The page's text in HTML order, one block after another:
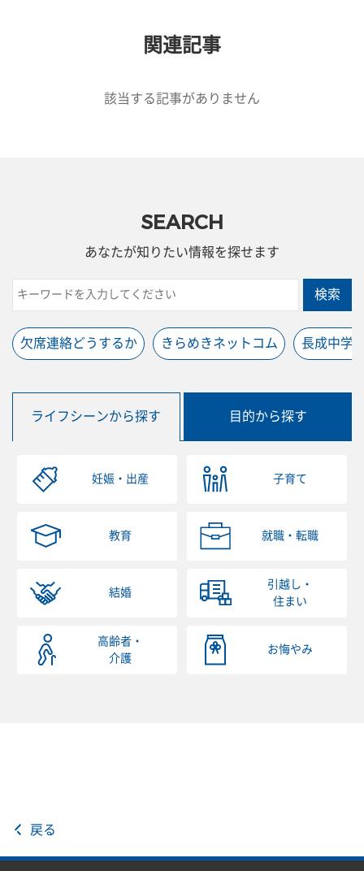
関連記事
該当する記事がありません
SEARCH
あなたが知りたい情報を探せます
検索
欠席連絡どうするか きらめきネットコム 長成中学
ライフシーンから探す 目的から探す
妊娠・出産 子育て
教育 就職・転職
結婚
引越し・
住まい
高齢者・
介護
お悔やみ
戻る